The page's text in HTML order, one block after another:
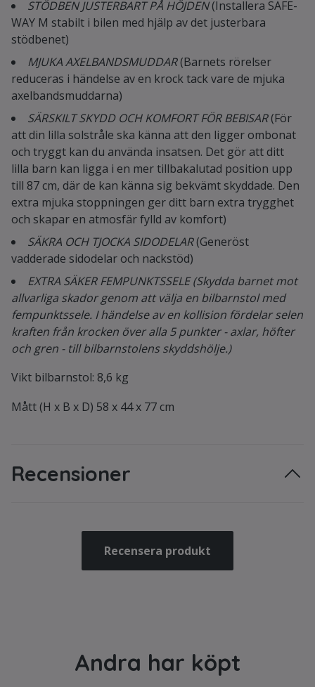
STÖDBEN JUSTERBART PÅ HÖJDEN(Installera SAFE-
WAY M stabilt i bilen med hjälp av det justerbara
stödbenet)
MJUKA AXELBANDSMUDDAR(Barnets rörelser
reduceras i händelse av en krock tack vare de mjuka
axelbandsmuddarna)
SÄRSKILT SKYDD OCH KOMFORT FÖR BEBISAR(För
att din lilla solstråle ska känna att den ligger ombonat
och tryggt kan du använda insatsen. Det gör att ditt
lilla barn kan ligga i en mer tillbakalutad position upp
till 87 cm, där de kan känna sig bekvämt skyddade. Den
extra mjuka stoppningen ger ditt barn extra trygghet
och skapar en atmosfär fylld av komfort)
SÄKRA OCH TJOCKA SIDODELAR(Generöst
vadderade sidodelar och nackstöd)
EXTRA SÄKER FEMPUNKTSSELE (Skydda barnet mot
allvarliga skador genom att välja en bilbarnstol med
fempunktssele. I händelse av en kollision fördelar selen
kraften från krocken över alla 5 punkter - axlar, höfter
och gren - till bilbarnstolens skyddshölje.)
Vikt bilbarnstol: 8,6 kg
Mått (H x B x D) 58 x 44 x 77 cm
Recensioner
Recensera produkt
Andra har köpt